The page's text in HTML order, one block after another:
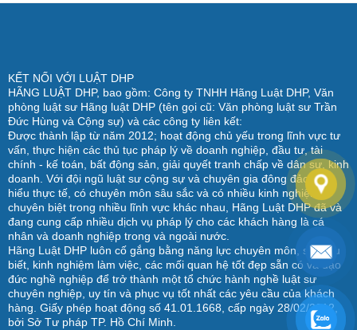
KẾT NỐI VỚI LUẬT DHP
HÃNG LUẬT DHP, bao gồm: Công ty TNHH Hãng Luật DHP, Văn
phòng luật sư Hãng luật DHP (tên gọi cũ: Văn phòng luật sư Trần
Đức Hùng và Cộng sự) và các công ty liên kết:
Được thành lập từ năm 2012; hoạt động chủ yếu trong lĩnh vực tư
vấn, thực hiện các thủ tục pháp lý về doanh nghiệp, đầu tư, tài
chính - kế toán, bất động sản, giải quyết tranh chấp về dân sự, kinh
doanh. Với đội ngũ luật sư cộng sự và chuyên gia đông đảo, am
hiểu thực tế, có chuyên môn sâu sắc và có nhiều kinh nghiệm
chuyên biệt trong nhiều lĩnh vực khác nhau, Hãng Luật DHP đã và
đang cung cấp nhiều dịch vụ pháp lý cho các khách hàng là cá
nhân và doanh nghiệp trong và ngoài nước.
Hãng Luật DHP luôn cố gắng bằng năng lực chuyên môn, sự hiểu
biết, kinh nghiệm làm việc, các mối quan hệ tốt đẹp sẵn có và đạo
đức nghề nghiệp để trở thành một tổ chức hành nghề luật sư
chuyên nghiệp, uy tín và phục vụ tốt nhất các yêu cầu của khách
hàng. Giấy phép hoạt động số 41.01.1668, cấp ngày 28/02/2012,
bởi Sở Tư pháp TP. Hồ Chí Minh.